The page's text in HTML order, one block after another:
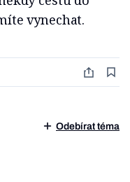
vynechat.
Odebírat téma